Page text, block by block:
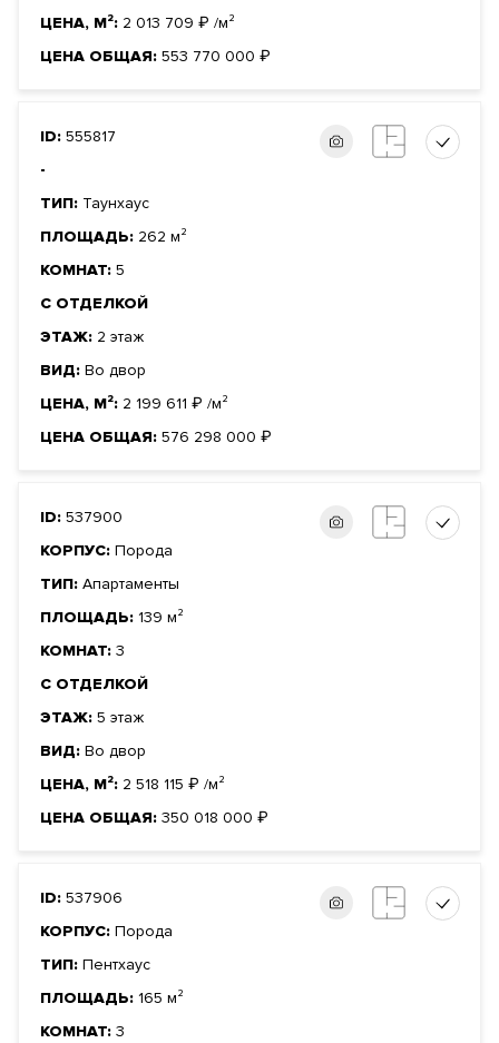
ЦЕНА, М²: 2 013 709 ₽ /м²
ЦЕНА ОБЩАЯ: 553 770 000 ₽
ID: 555817
-
ТИП: Таунхаус
ПЛОЩАДЬ: 262 м²
КОМНАТ: 5
С ОТДЕЛКОЙ
ЭТАЖ: 2 этаж
ВИД: Во двор
ЦЕНА, М²: 2 199 611 ₽ /м²
ЦЕНА ОБЩАЯ: 576 298 000 ₽
ID: 537900
КОРПУС: Порода
ТИП: Апартаменты
ПЛОЩАДЬ: 139 м²
КОМНАТ: 3
С ОТДЕЛКОЙ
ЭТАЖ: 5 этаж
ВИД: Во двор
ЦЕНА, М²: 2 518 115 ₽ /м²
ЦЕНА ОБЩАЯ: 350 018 000 ₽
ID: 537906
КОРПУС: Порода
ТИП: Пентхаус
ПЛОЩАДЬ: 165 м²
КОМНАТ: 3